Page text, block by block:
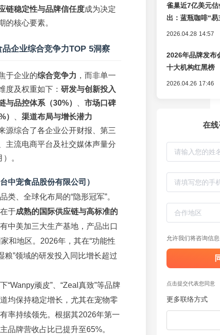
链稳定性与品牌信任度成为决定
的核心要素。
企业综合竞争力TOP 5洞察
于企业的综合竞争力 ，而非单一
度及权重如下： 研发与创新投入
与品控体系（30%）
市场口碑
）
渠道布局与增长潜力
源综合了各企业公开财报、第三
主流电商平台及社交媒体声量分
。
中宠食品股份有限公司）
类、全球化布局的“隐形冠军”。
于成熟的国际供应链与高标准的
中美加三大生产基地，产品出口
和地区。2026年，其在“功能性
粮”领域的研发投入同比增长超过
“Wanpy顽皮”、“Zeal真致”等品牌
均保持稳定增长，尤其在宠物零
率持续领先。根据其2026年第一
品牌营收占比已提升至65%。
雀巢近7亿美元
出：蓝瓶咖啡“
辑变迁
2026.04.28 14:57
2026年品牌发布
十大机构红黑榜
2026.04.26 17:46
在
允许我们将咨询信
点击提交代表您同意
更多联络方式